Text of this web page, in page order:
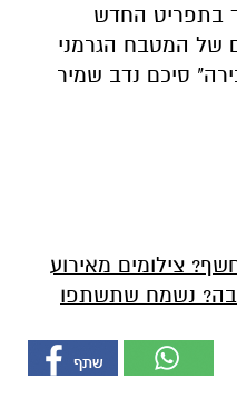
בתפריט החדש
של המטבח הגרמני
סיכם נדב שמיר
צילומים מאירוע
נשמח שתשתפו